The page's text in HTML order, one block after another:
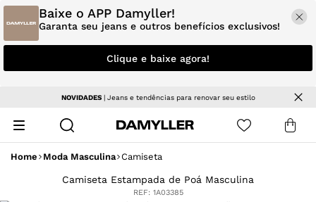
Baixe o APP Damyller!
Garanta seu jeans e outros benefícios exclusivos!
Clique e baixe agora!
NOVIDADES| Jeans e tendências para renovar seu estilo
Home Moda Masculina Camiseta
Camiseta Estampada de Poá Masculina
REF: 1A03385